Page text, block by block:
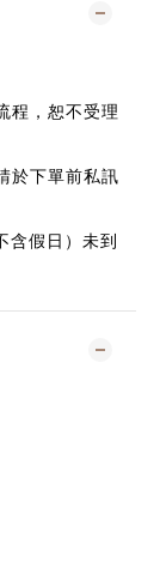
程，恕不受理
於下單前私訊
含假日）未到